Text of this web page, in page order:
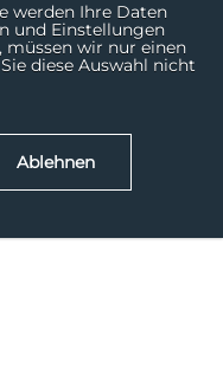
werden Ihre Daten
und Einstellungen
wir nur einen
diese Auswahl nicht
Ablehnen